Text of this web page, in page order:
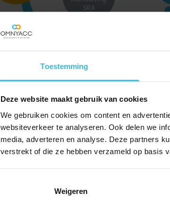
Toestemming
Deze website maakt gebruik van cookies
We gebruiken cookies om content en
websiteverkeer te analyseren. Ook delen we
media, adverteren en analyse. Deze partners
verstrekt of die ze hebben verzameld op basis
Weigeren
Blijf
Al